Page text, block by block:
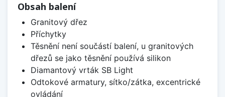
Obsah balení
Granitový dřez
Příchytky
Těsnění není součástí balení, u granitových
dřezů se jako těsnění používá silikon
Diamantový vrták SB Light
Odtokové armatury, sítko/zátka, excentrické
ovládání